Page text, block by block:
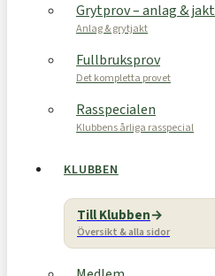
Grytprov – anlag & jakt
Anlag & grytjakt
Fullbruksprov
Det kompletta provet
Rasspecialen
Klubbens årliga rasspecial
KLUBBEN
Till Klubben
Översikt & alla sidor